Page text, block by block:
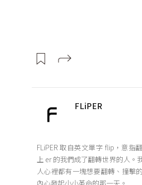
FLiPER
FLiPER 取自英文單字 flip，意指
上 er 的我們成了翻轉世界的人。
人心裡都有一塊想要翻轉、撞擊